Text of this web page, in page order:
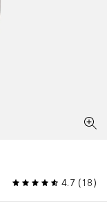
4.7 (18)